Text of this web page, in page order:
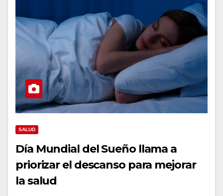
SALUD
Día Mundial del Sueño llama a
priorizar el descanso para mejorar
la salud